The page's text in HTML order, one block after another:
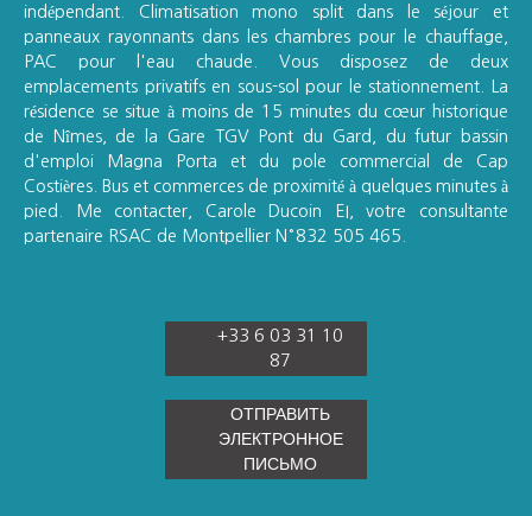
indépendant. Climatisation mono split dans le séjour et
panneaux rayonnants dans les chambres pour le chauffage,
PAC pour l'eau chaude. Vous disposez de deux
emplacements privatifs en sous-sol pour le stationnement. La
résidence se situe à moins de 15 minutes du cœur historique
de Nîmes, de la Gare TGV Pont du Gard, du futur bassin
d'emploi Magna Porta et du pole commercial de Cap
Costières. Bus et commerces de proximité à quelques minutes à
pied. Me contacter, Carole Ducoin EI, votre consultante
partenaire RSAC de Montpellier N°832 505 465.
+33 6 03 31 10
87
ОТПРАВИТЬ
ЭЛЕКТРОННОЕ
ПИСЬМО